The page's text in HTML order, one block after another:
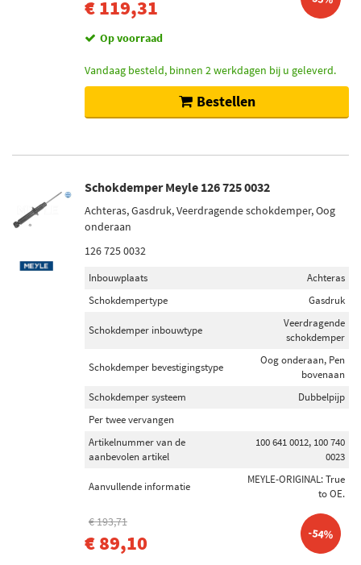
€ 119,31
Op voorraad
Vandaag besteld, binnen 2 werkdagen bij u geleverd.
Bestellen
Schokdemper Meyle 126 725 0032
Achteras, Gasdruk, Veerdragende schokdemper, Oog
onderaan
126 725 0032
Inbouwplaats
Achteras
Schokdempertype
Gasdruk
Schokdemper inbouwtype
Veerdragende
schokdemper
Schokdemper bevestigingstype
Oog onderaan, Pen
bovenaan
Schokdemper systeem
Dubbelpijp
Per twee vervangen
Artikelnummer van de
aanbevolen artikel
100 641 0012, 100 740
0023
Aanvullende informatie
MEYLE-ORIGINAL: True
to OE.
€ 193,71
€ 89,10 -54%